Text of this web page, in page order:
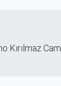
Kırılmaz Cam